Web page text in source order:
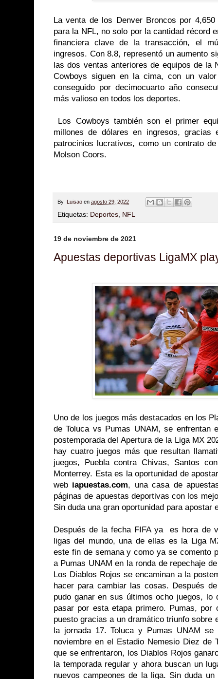
La venta de los Denver Broncos por
para la NFL, no solo por la cantidad récord
financiera clave de la transacción, el
ingresos. Con 8.8, representó un aumento
las dos ventas anteriores de equipos de la
Cowboys siguen en la cima, con un
conseguido por decimocuarto año
más valioso en todos los deportes.
Los Cowboys también son el primer
millones de dólares en ingresos,
patrocinios lucrativos, como un contrato
Molson Coors.
By Luisao en agosto 29, 2022
Etiquetas: Deportes, NFL
19 de noviembre de 2021
Apuestas deportivas LigaMX
Uno de los juegos más destacados en los
de Toluca vs Pumas UNAM, se enfrentan
postemporada del Apertura de la Liga MX
hay cuatro juegos más que resultan
juegos, Puebla contra Chivas, Santos
Monterrey. Esta es la oportunidad de
web iapuestas.com, una casa de
páginas de apuestas deportivas con los
Sin duda una gran oportunidad para apostar
Después de la fecha FIFA ya es hora de
ligas del mundo, una de ellas es la Liga
este fin de semana y como ya se comento
a Pumas UNAM en la ronda de repechaje
Los Diablos Rojos se encaminan a la
hacer para cambiar las cosas. Después
pudo ganar en sus últimos ocho juegos, lo
pasar por esta etapa primero. Pumas, por
puesto gracias a un dramático triunfo sobre
la jornada 17. Toluca y Pumas UNAM se
noviembre en el Estadio Nemesio Diez de
que se enfrentaron, los Diablos Rojos
la temporada regular y ahora buscan un
nuevos campeones de la liga. Sin duda